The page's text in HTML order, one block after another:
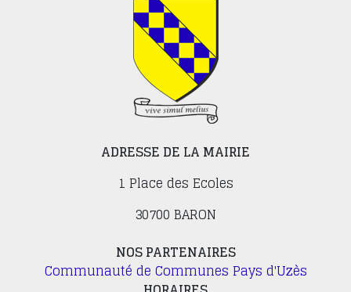
ADRESSE DE LA MAIRIE
1 Place des Ecoles
30700 BARON
NOS PARTENAIRES
Communauté de Communes Pays d'Uzès